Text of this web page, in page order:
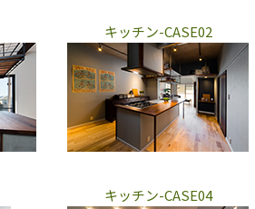
キッチン-CASE02
キッチン-CASE04